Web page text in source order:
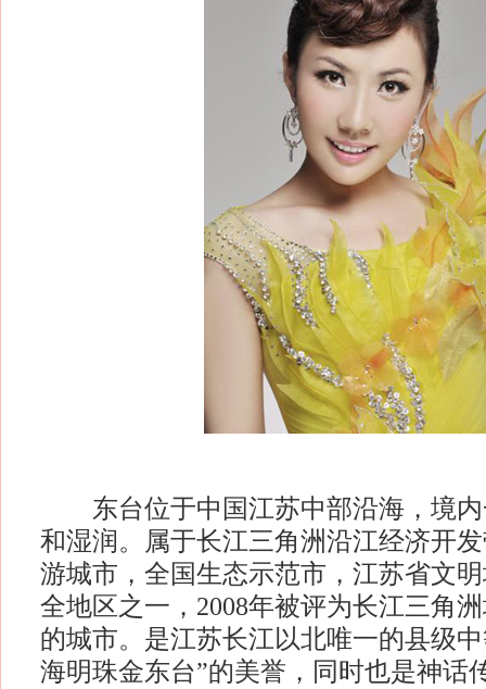
东台位于中国江苏中部沿海，境内
和湿润。属于长江三角洲沿江经济开
游城市，全国生态示范市，江苏省文
全地区之一，2008年被评为长江三角
的城市。是江苏长江以北唯一的县级
海明珠金东台”的美誉，同时也是神话